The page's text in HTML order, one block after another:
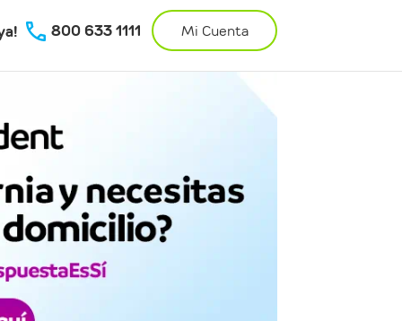
800 633 1111 Mi Cuenta